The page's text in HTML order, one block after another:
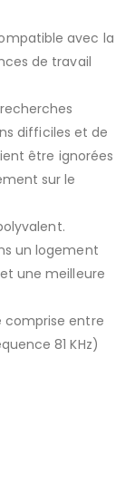
avec la
de travail
difficiles et de
être ignorées
sur le
un logement
une meilleure
comprise entre
81 KHz)